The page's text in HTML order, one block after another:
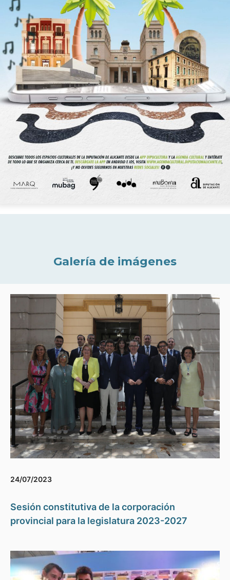
Galería de imágenes
24/07/2023
Sesión constitutiva de la corporación
provincial para la legislatura 2023-2027